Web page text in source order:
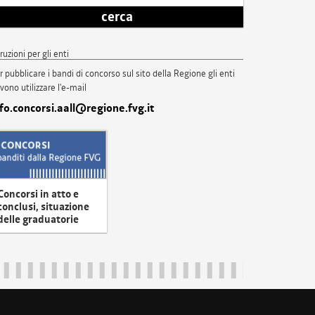
cerca
per gli enti
pubblicare i bandi di concorso sul sito della Regione gli enti
utilizzare l'e-mail
in atto e
situazione
graduatorie